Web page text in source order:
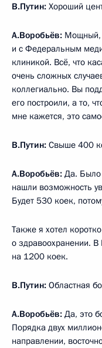
В.Путин: Хороший
А.Воробьёв: Мощный,
и с Федеральным
клиникой. Всё, что
очень сложных
коллегиально. Вы
его построили, а то,
мне кажется, это
В.Путин: Свыше 400
А.Воробьёв: Да. Было
нашли возможность
Будет 530 коек,
Также я хотел
о здравоохранении.
на 1200 коек.
В.Путин: Областная
А.Воробьёв: Да, это
Порядка двух
направлении,